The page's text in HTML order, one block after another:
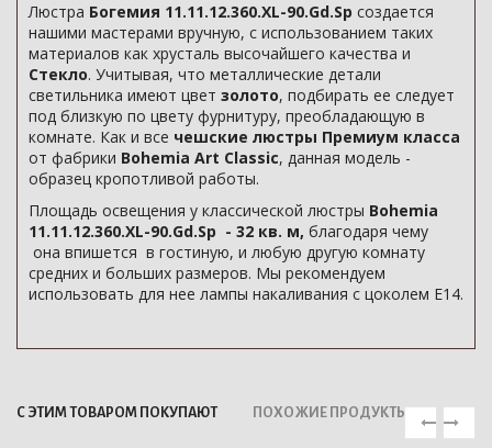
Люстра Богемия 11.11.12.360.XL-90.Gd.Sp создается
нашими мастерами вручную, с использованием таких
материалов как хрусталь высочайшего качества и
Стекло. Учитывая, что металлические детали
светильника имеют цвет золото, подбирать ее следует
под близкую по цвету фурнитуру, преобладающую в
комнате. Как и все чешские люстры Премиум класса
от фабрики Bohemia Art Classic, данная модель -
образец кропотливой работы.
Площадь освещения у классической люстры Bohemia
11.11.12.360.XL-90.Gd.Sp - 32 кв. м, благодаря чему
она впишется в гостиную, и любую другую комнату
средних и больших размеров. Мы рекомендуем
использовать для нее лампы накаливания с цоколем E14.
С ЭТИМ ТОВАРОМ ПОКУПАЮТ ПОХОЖИЕ ПРОДУКТЫ